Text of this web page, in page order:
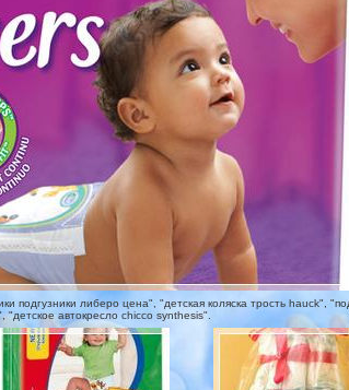
либеро цена", "детская коляска трость hauck",
"детское автокресло chicco synthesis".